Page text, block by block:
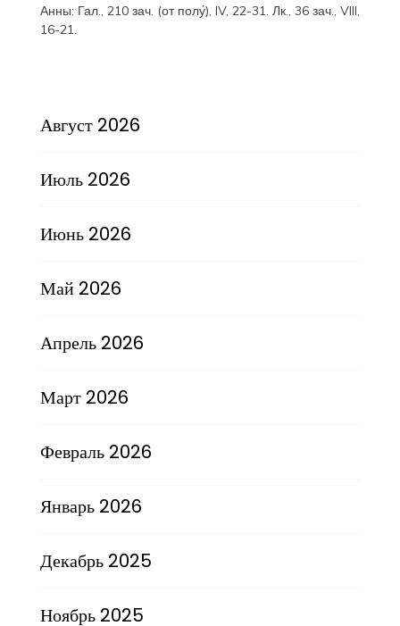
Анны: Гал., 210 зач. (от полу́), IV, 22-31. Лк., 36 зач., VIII,
16-21.
Август 2026
Июль 2026
Июнь 2026
Май 2026
Апрель 2026
Март 2026
Февраль 2026
Январь 2026
Декабрь 2025
Ноябрь 2025